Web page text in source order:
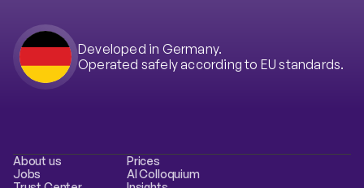
Developed in Germany.
Operated safely according to EU standards.
About us
Jobs
Prices
AI Colloquium